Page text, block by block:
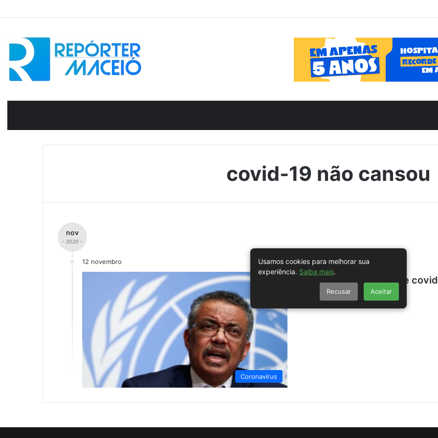
covid-19 não cansou
nov
- 2020 -
12 novembro
Coronavírus
Diretor da OMS diz que
elevado
Usamos cookies para melhorar sua
experiência. Saiba mais.
Recusar Aceitar